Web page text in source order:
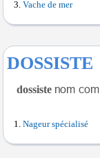
Vache de mer
DOSSISTE
dossiste
Nageur spécialisé